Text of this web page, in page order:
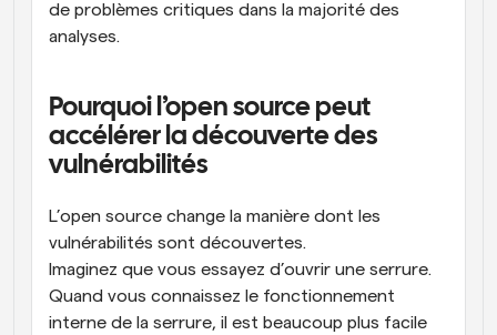
de problèmes critiques dans la majorité des
analyses.
Pourquoi l’open source peut
accélérer la découverte des
vulnérabilités
L’open source change la manière dont les
vulnérabilités sont découvertes.
Imaginez que vous essayez d’ouvrir une serrure.
Quand vous connaissez le fonctionnement
interne de la serrure, il est beaucoup plus facile